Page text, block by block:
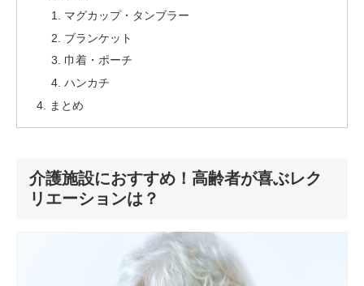
マグカップ・タンブラー
ブランケット
巾着・ポーチ
ハンカチ
まとめ
介護施設におすすめ！高齢者が喜ぶレク
リエーションは？